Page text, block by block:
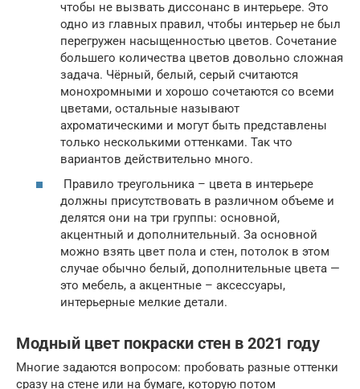
чтобы не вызвать диссонанс в интерьере. Это
одно из главных правил, чтобы интерьер не был
перегружен насыщенностью цветов. Сочетание
большего количества цветов довольно сложная
задача. Чёрный, белый, серый считаются
монохромными и хорошо сочетаются со всеми
цветами, остальные называют
ахроматическими и могут быть представлены
только несколькими оттенками. Так что
вариантов действительно много.
Правило треугольника – цвета в интерьере
должны присутствовать в различном объеме и
делятся они на три группы: основной,
акцентный и дополнительный. За основной
можно взять цвет пола и стен, потолок в этом
случае обычно белый, дополнительные цвета —
это мебель, а акцентные – аксессуары,
интерьерные мелкие детали.
Модный цвет покраски стен в 2021 году
Многие задаются вопросом: пробовать разные оттенки
сразу на стене или на бумаге, которую потом